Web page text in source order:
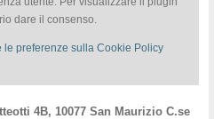
dare il consenso.
le preferenze sulla Cookie Policy
4B, 10077 San Maurizio C.se